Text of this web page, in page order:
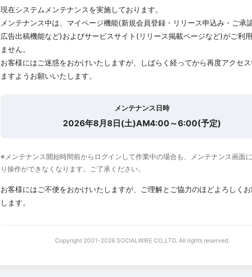
現在システムメンテナンスを実施しております。
メンテナンス中は、マイページ機能(新規会員登録・リリース申込み・ご承
広告出稿機能など)およびサービスサイト(リリース掲載ページなど)がご利
ません。
お客様にはご迷惑をおかけいたしますが、しばらく経ってから再度アクセ
ますようお願いいたします。
メンテナンス日時
2026年8月8日(土)AM4:00～6:00(予定)
※メンテナンス開始時間前からログインして作業中の場合も、メンテナンス画面
り操作ができなくなります。ご了承ください。
お客様にはご不便をおかけいたしますが、ご理解とご協力のほどよろしく
します。
Copyright 2001-2026 SOCIALWIRE CO.,LTD. All rights reserved.